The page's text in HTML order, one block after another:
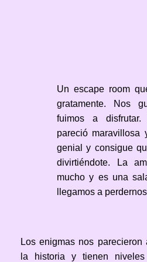
Un escape room
gratamente. Nos
fuimos a
pareció
genial y consigue
divirtiéndote. La
mucho y es una
llegamos a
Los enigmas nos parecieron
la historia y tienen